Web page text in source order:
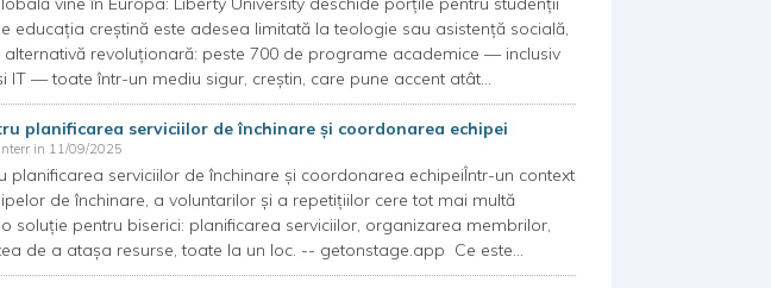
educația creștină este adesea limitată la teologie sau asistență socială,
alternativă revoluționară: peste 700 de programe academice — inclusiv
IT — toate într-un mediu sigur, creștin, care pune accent atât...
planificarea serviciilor de închinare și coordonarea echipei
in 11/09/2025
planificarea serviciilor de închinare și coordonarea echipeiÎntr-un context
de închinare, a voluntarilor și a repetițiilor cere tot mai multă
soluție pentru biserici: planificarea serviciilor, organizarea membrilor,
de a atașa resurse, toate la un loc. -- getonstage.app Ce este...